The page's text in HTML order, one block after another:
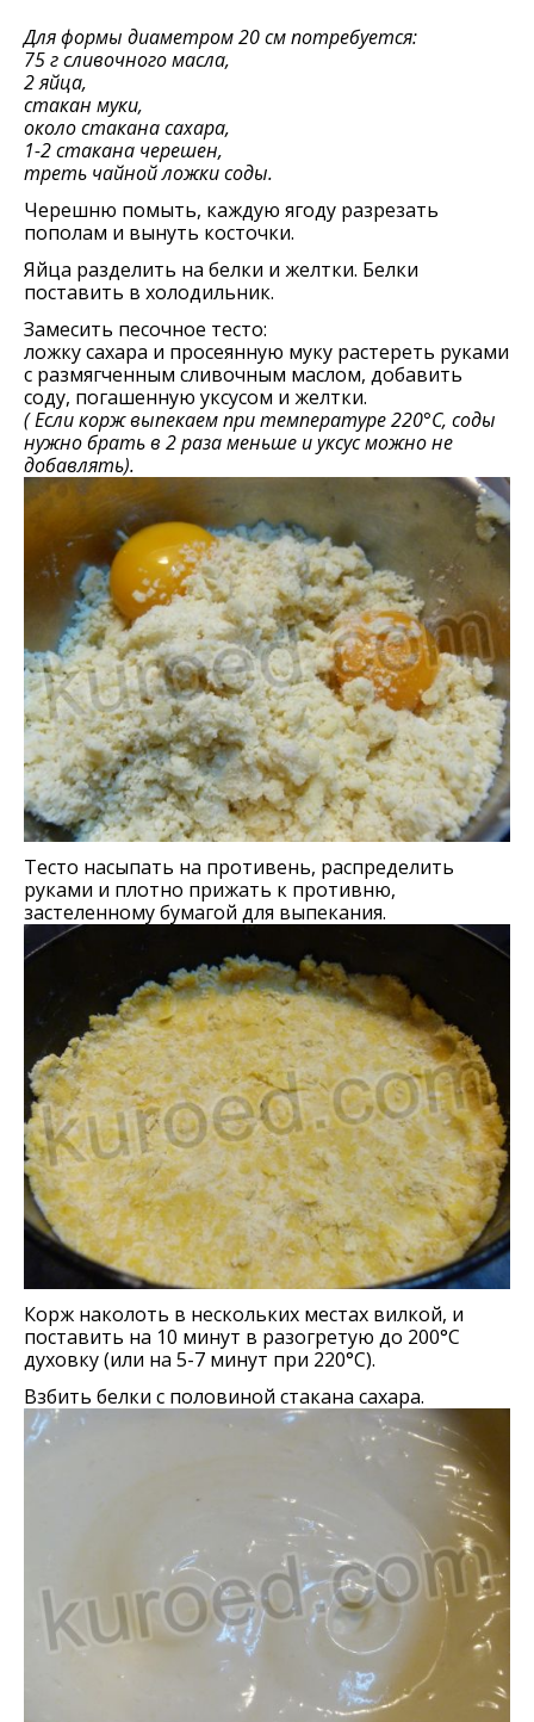
Для формы диаметром 20 см потребуется:
75 г сливочного масла,
2 яйца,
стакан муки,
около стакана сахара,
1-2 стакана черешен,
треть чайной ложки соды.
Черешню помыть, каждую ягоду разрезать
пополам и вынуть косточки.
Яйца разделить на белки и желтки. Белки
поставить в холодильник.
Замесить песочное тесто:
ложку сахара и просеянную муку растереть руками
с размягченным сливочным маслом, добавить
соду, погашенную уксусом и желтки.
( Если корж выпекаем при температуре 220°С, соды
нужно брать в 2 раза меньше и уксус можно не
добавлять).
Тесто насыпать на противень, распределить
руками и плотно прижать к противню,
застеленному бумагой для выпекания.
Корж наколоть в нескольких местах вилкой, и
поставить на 10 минут в разогретую до 200°C
духовку (или на 5-7 минут при 220°С).
Взбить белки с половиной стакана сахара.